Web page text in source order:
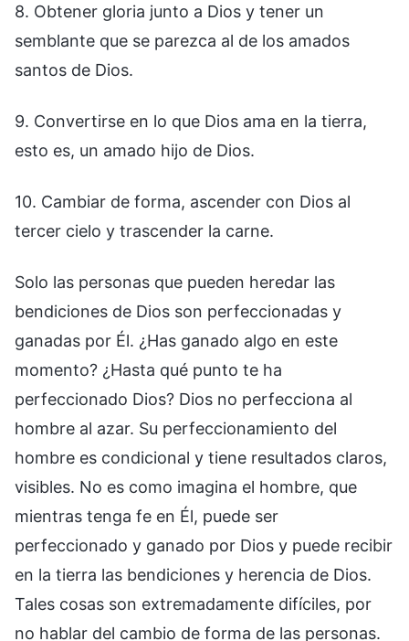
8. Obtener gloria junto a Dios y tener un
semblante que se parezca al de los amados
santos de Dios.
9. Convertirse en lo que Dios ama en la tierra,
esto es, un amado hijo de Dios.
10. Cambiar de forma, ascender con Dios al
tercer cielo y trascender la carne.
Solo las personas que pueden heredar las
bendiciones de Dios son perfeccionadas y
ganadas por Él. ¿Has ganado algo en este
momento? ¿Hasta qué punto te ha
perfeccionado Dios? Dios no perfecciona al
hombre al azar. Su perfeccionamiento del
hombre es condicional y tiene resultados claros,
visibles. No es como imagina el hombre, que
mientras tenga fe en Él, puede ser
perfeccionado y ganado por Dios y puede recibir
en la tierra las bendiciones y herencia de Dios.
Tales cosas son extremadamente difíciles, por
no hablar del cambio de forma de las personas.